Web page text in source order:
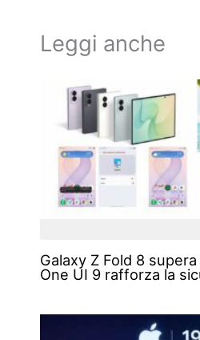
Leggi anche
Galaxy Z Fold 8
One UI 9 rafforza la